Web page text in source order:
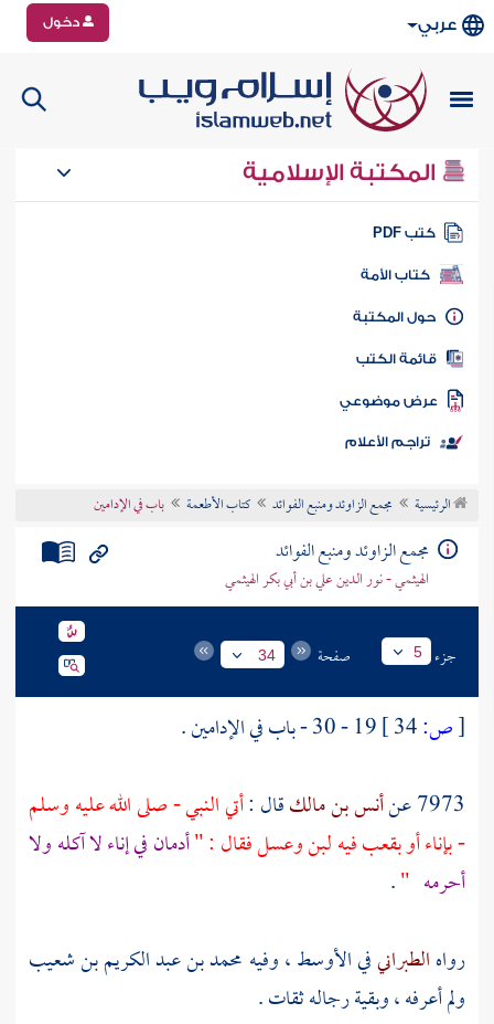
عربي دخول
المكتبة الإسلامية
كتب PDF
كتاب الأمة
المكتبة
الكتب
موضوعي
تراجم الأعلام
الرئيسية مجمع الزاوئد ومنبع الفوائد كتاب الأطعمة باب في الإدامين
مجمع الزاوئد ومنبع الفوائد
الهيثمي - نور الدين علي بن أبي بكر الهيثمي
جزء 5 صفحة 34
[ص:
19 - 30 - باب في الإدامين .
7973 عن
أنس بن مالكقال :أتي النبي - صلى الله عليه وسلم
- بإناء أو بقعب فيه لبن وعسل فقال : "أدمان في إناء لا آكله ولا
أحرمه "
.
رواهالطبرانيفي الأوسط ، وفيه محمد بن عبد الكريم بن شعيب
ولم أعرفه ، وبقية رجاله ثقات .